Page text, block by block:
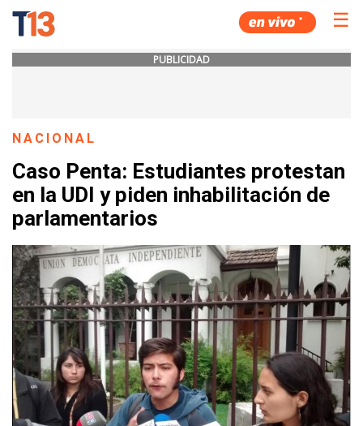
☰
PUBLICIDAD
NACIONAL
Caso Penta: Estudiantes protestan
en la UDI y piden inhabilitación de
parlamentarios